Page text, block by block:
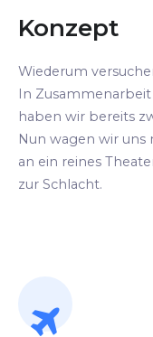
Konzept
Wiederum
In
haben wir bereits
Nun wagen wir uns
an ein reines
zur Schlacht.